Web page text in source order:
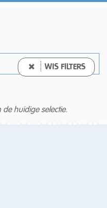
WIS FILTERS
de huidige selectie.